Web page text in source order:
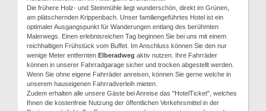
Die frühere Holz- und Steinmühle liegt wunderschön, direkt im Grünen,
am plätschernden Krippenbach. Unser familiengeführtes Hotel ist ein
optimaler Ausgangspunkt für Wanderungen entlang des berühmten
Malerwegs. Einen erlebnisreichen Tag beginnen Sie bei uns mit einem
reichhaltigen Frühstück vom Buffet. Im Anschluss können Sie den nur
wenige Meter entfernten Elberadweg aktiv nutzen. Ihre Fahrräder
können in unserer Fahrradgarage sicher und trocken abgestellt werden.
Wenn Sie ohne eigene Fahrräder anreisen, können Sie gerne welche in
unserem hauseigenen Fahrradverleih mieten.
Zudem erhalten alle unsere Gäste bei Anreise das "HotelTicket", welches
Ihnen die kostenfreie Nutzung der öffentlichen Verkehrsmittel in der